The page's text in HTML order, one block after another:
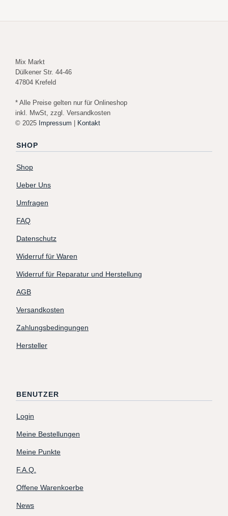
Mix Markt
Dülkener Str. 44-46
47804 Krefeld
* Alle Preise gelten nur für Onlineshop
inkl. MwSt, zzgl. Versandkosten
© 2025 Impressum | Kontakt
SHOP
Shop
Ueber Uns
Umfragen
FAQ
Datenschutz
Widerruf für Waren
Widerruf für Reparatur und Herstellung
AGB
Versandkosten
Zahlungsbedingungen
Hersteller
BENUTZER
Login
Meine Bestellungen
Meine Punkte
F.A.Q.
Offene Warenkoerbe
News